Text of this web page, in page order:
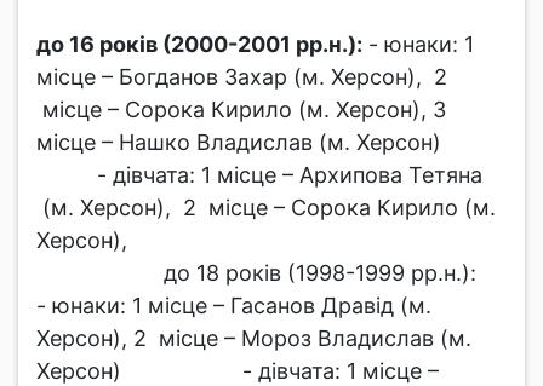
до 16 років (2000-2001 рр.н.): - юнаки: 1
місце – Богданов Захар (м. Херсон), 2
місце – Сорока Кирило (м. Херсон), 3
місце – Нашко Владислав (м. Херсон)
- дівчата: 1 місце – Архипова Тетяна
(м. Херсон), 2 місце – Сорока Кирило (м.
Херсон),
до 18 років (1998-1999 рр.н.):
- юнаки: 1 місце – Гасанов Дравід (м.
Херсон), 2 місце – Мороз Владислав (м.
Херсон) - дівчата: 1 місце –